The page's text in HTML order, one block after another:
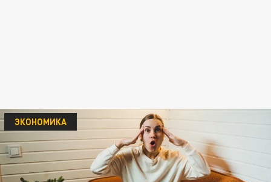
ЭКОНОМИКА